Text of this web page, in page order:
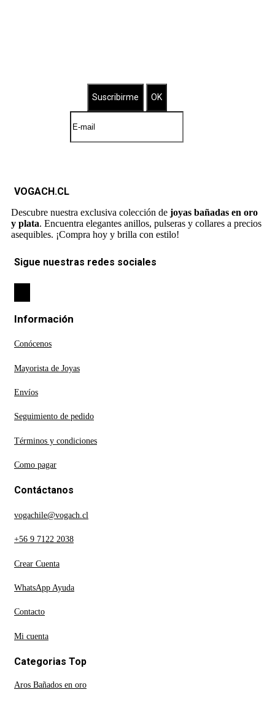
VOGACH.CL
Descubre nuestra exclusiva colección de joyas bañadas en oro
y plata. Encuentra elegantes anillos, pulseras y collares a precios
asequibles. ¡Compra hoy y brilla con estilo!
Sigue nuestras redes sociales
Información
Conócenos
Mayorista de Joyas
Envíos
Seguimiento de pedido
Términos y condiciones
Como pagar
Contáctanos
vogachile@vogach.cl
+56 9 7122 2038
Crear Cuenta
WhatsApp Ayuda
Contacto
Mi cuenta
Categorias Top
Aros Bañados en oro